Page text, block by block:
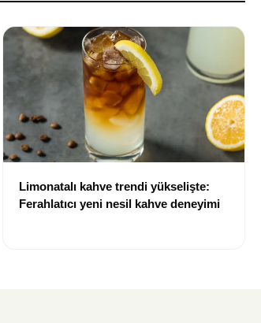
Limonatalı kahve trendi yükselişte:
Ferahlatıcı yeni nesil kahve deneyimi